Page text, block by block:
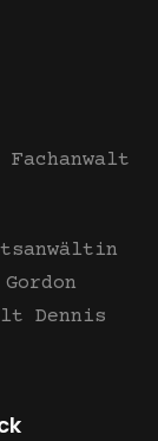
Fachanwalt
Dennis